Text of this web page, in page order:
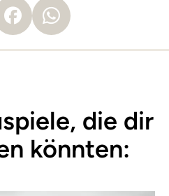
die dir
könnten: